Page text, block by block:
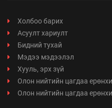
Холбоо барих
Асуулт хариулт
Бидний тухай
Мэдээ мэдээлэл
Хууль, эрх зүй
Олон нийтийн цагдаа
Олон нийтийн цагдаа